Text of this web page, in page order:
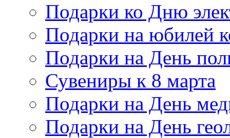
Подарки ко Дню
Подарки на юбилей
Подарки на День
Сувениры к 8 марта
Подарки на День
Подарки на День